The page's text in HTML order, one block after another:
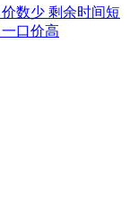
数少 剩余时间短
一口价高